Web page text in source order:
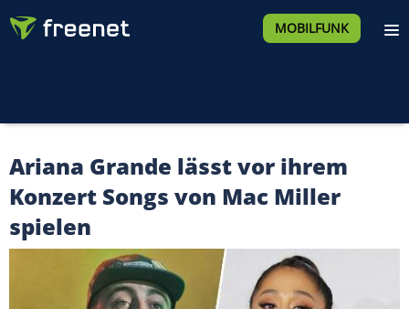
MOBILFUNK
Ariana Grande lässt vor ihrem
Konzert Songs von Mac Miller
spielen